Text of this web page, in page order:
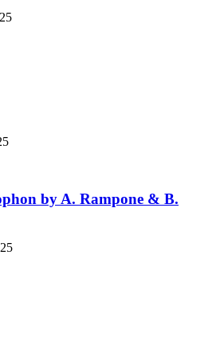
by A. Rampone & B.